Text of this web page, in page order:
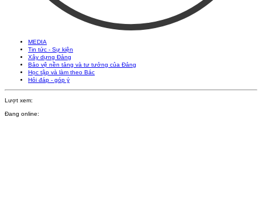
MEDIA
Tin tức - Sự kiện
Xây dựng Đảng
Bảo vệ nền tảng và tư tưởng của Đảng
Học tập và làm theo Bác
Hỏi đáp - góp ý
Lượt xem:
Đang online: